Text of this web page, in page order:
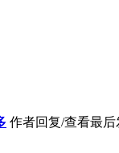
作者回复/查看最后